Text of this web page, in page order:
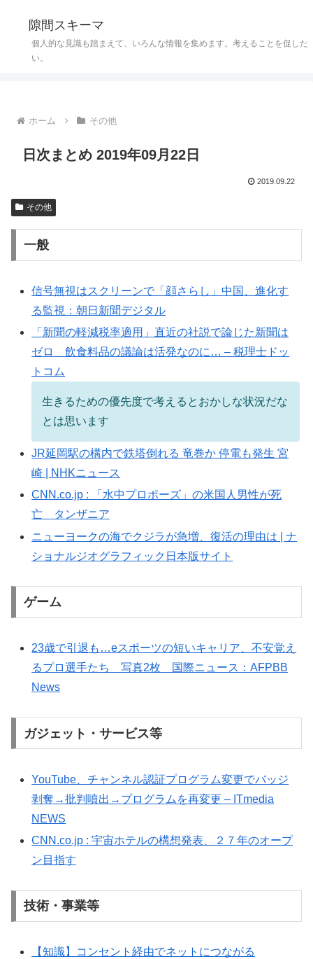
隙間スキーマ
個人的な見識も踏まえて、いろんな情報を集めます。考えることを促した
い。
ホーム その他
日次まとめ 2019年09月22日
2019.09.22
その他
一般
信号無視はスクリーンで「顔さらし」中国、進化す
る監視：朝日新聞デジタル
「新聞の軽減税率適用」直近の社説で論じた新聞は
ゼロ 飲食料品の議論は活発なのに… – 税理士ドッ
トコム
生きるための優先度で考えるとおかしな状況だな
とは思います
JR延岡駅の構内で鉄塔倒れる 竜巻か 停電も発生 宮
崎 | NHKニュース
CNN.co.jp : 「水中プロポーズ」の米国人男性が死
亡 タンザニア
ニューヨークの海でクジラが急増、復活の理由は | ナ
ショナルジオグラフィック日本版サイト
ゲーム
23歳で引退も…eスポーツの短いキャリア、不安覚え
るプロ選手たち 写真2枚 国際ニュース：AFPBB
News
ガジェット・サービス等
YouTube、チャンネル認証プログラム変更でバッジ
剥奪→批判噴出→プログラムを再変更 – ITmedia
NEWS
CNN.co.jp : 宇宙ホテルの構想発表、２７年のオープ
ン目指す
技術・事業等
【知識】コンセント経由でネットにつながる